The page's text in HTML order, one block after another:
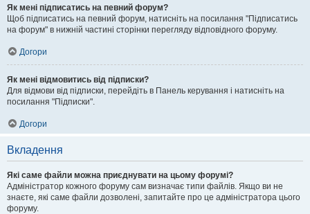
Як мені підписатись на певний форум?
Щоб підписатись на певний форум, натисніть на посилання "Підписатись
на форум" в нижній частині сторінки перегляду відповідного форуму.
Догори
Як мені відмовитись від підписки?
Для відмови від підписки, перейдіть в Панель керування і натисніть на
посилання "Підписки".
Догори
Вкладення
Які саме файли можна приєднувати на цьому форумі?
Адміністратор кожного форуму сам визначає типи файлів. Якщо ви не
знаєте, які саме файли дозволені, запитайте про це адміністратора цього
форуму.